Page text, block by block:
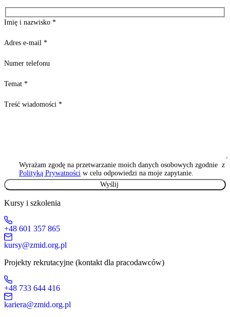
Imię i nazwisko *
Adres e-mail *
Numer telefonu
Temat *
Treść wiadomości *
Wyrażam zgodę na przetwarzanie moich danych osobowych zgodnie z
Polityką Prywatności w celu odpowiedzi na moje zapytanie.
Kursy i szkolenia
+48 601 357 865
kursy@zmid.org.pl
Projekty rekrutacyjne (kontakt dla pracodawców)
+48 733 644 416
kariera@zmid.org.pl